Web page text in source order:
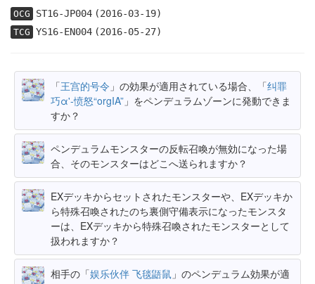
OCG ST16-JP004(2016-03-19)
TCG YS16-EN004(2016-05-27)
「王宫的号令 」の効果が適用されている場合、「纠罪
巧α'-愤怒“orgIA” 」をペンデュラムゾーンに発動できま
すか？
ペンデュラムモンスターの反転召喚が無効になった場
合、そのモンスターはどこへ送られますか？
EXデッキからセットされたモンスターや、EXデッキか
ら特殊召喚されたのち裏側守備表示になったモンスタ
ーは、EXデッキから特殊召喚されたモンスターとして
扱われますか？
相手の「娱乐伙伴 飞毯鼯鼠 」のペンデュラム効果が適